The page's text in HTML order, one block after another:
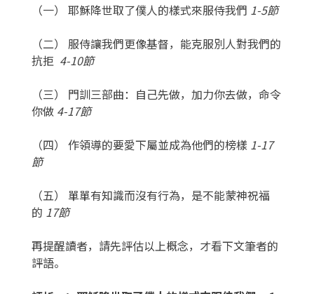
（一） 耶穌降世取了僕人的樣式來服侍我們 1-5節
（二） 服侍讓我們更像基督，能克服別人對我們的
抗拒 4-10節
（三） 門訓三部曲：自己先做，加力你去做，命令
你做 4-17節
（四） 作領導的要愛下屬並成為他們的榜樣 1-17
節
（五） 單單有知識而沒有行為，是不能蒙神祝福
的 17節
再提醒讀者，請先評估以上概念，才看下文筆者的
評語。